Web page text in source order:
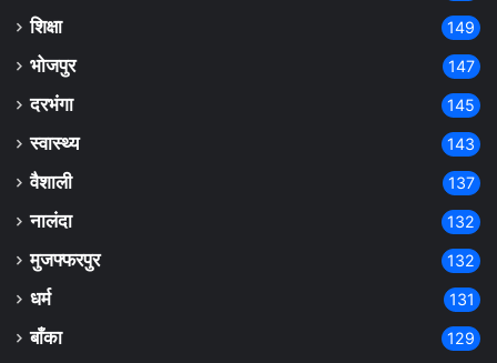
शिक्षा 149
भोजपुर 147
दरभंगा 145
स्वास्थ्य 143
वैशाली 137
नालंदा 132
मुजफ्फरपुर 132
धर्म 131
बाँका 129